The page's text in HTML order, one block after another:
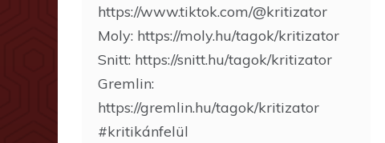
https://www.tiktok.com/@kritizator
Moly: https://moly.hu/tagok/kritizator
Snitt: https://snitt.hu/tagok/kritizator
Gremlin:
https://gremlin.hu/tagok/kritizator
#kritikánfelül